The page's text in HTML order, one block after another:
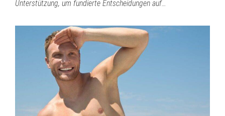
Unterstützung, um fundierte Entscheidungen auf…